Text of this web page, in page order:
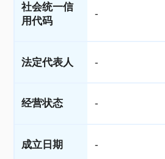
社会统一信
用代码
-
法定代表人 -
经营状态 -
成立日期 -